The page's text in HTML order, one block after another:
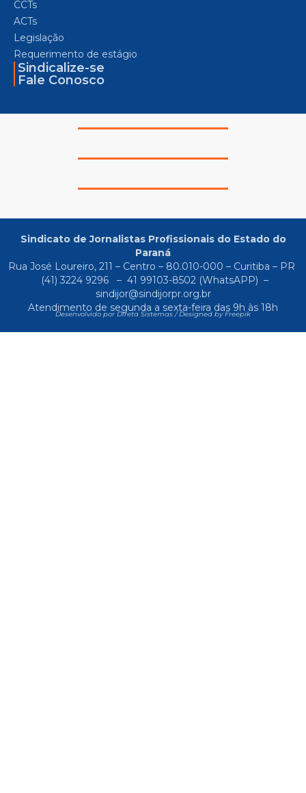
CCTs
ACTs
Legislação
Requerimento de estágio
Sindicalize-se
Fale Conosco
Sindicato de Jornalistas Profissionais do Estado do
Paraná
Rua José Loureiro, 211 – Centro – 80.010-000 – Curitiba – PR
(41) 3224 9296
– 41 99103-8502(WhatsAPP) –
sindijor@sindijorpr.org.br
Atendimento de segunda a sexta-feira das 9h às 18h
Desenvolvido por Direta Sistemas /Designed by Freepik